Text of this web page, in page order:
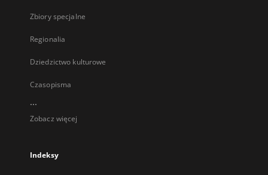
Zbiory specjalne
Regionalia
Dziedzictwo kulturowe
Czasopisma
...
Zobacz więcej
Indeksy